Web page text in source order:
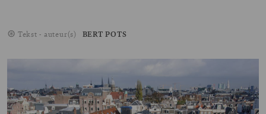
Tekst - auteur(s) BERT POTS
Image